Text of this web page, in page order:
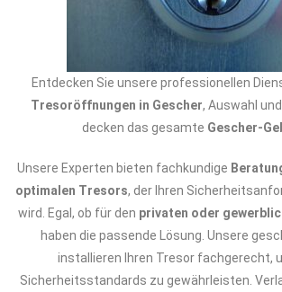
Entdecken Sie unsere professionellen
Tresoröffnungen in Gescher, Auswahl
decken das gesamte Gescher-
Unsere Experten bieten fachkundige
optimalen Tresors, der Ihren
wird. Egal, ob für den privaten oder
haben die passende Lösung. Unsere
installieren Ihren Tresor fachgerecht,
Sicherheitsstandards zu gewährleisten.